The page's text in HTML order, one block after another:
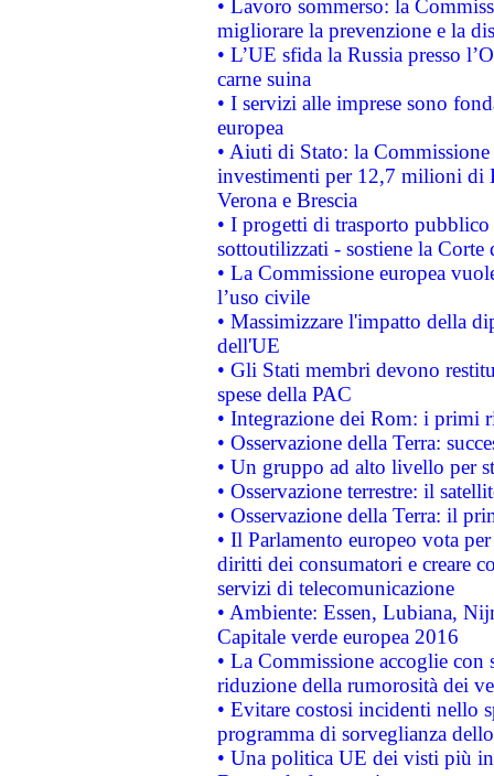
• Lavoro sommerso: la
migliorare la prevenzione e la
• L’UE sfida la Russia presso
carne suina
• I servizi alle imprese sono
europea
• Aiuti di Stato: la
investimenti per 12,7 milioni di
Verona e Brescia
• I progetti di trasporto
sottoutilizzati - sostiene la Corte
• La Commissione europea
l’uso civile
• Massimizzare l'impatto della
dell'UE
• Gli Stati membri devono
spese della PAC
• Integrazione dei Rom: i primi
• Osservazione della Terra:
• Un gruppo ad alto livello per
• Osservazione terrestre: il
• Osservazione della Terra: il
• Il Parlamento europeo vota
diritti dei consumatori e creare
servizi di telecomunicazione
• Ambiente: Essen, Lubiana,
Capitale verde europea 2016
• La Commissione accoglie
riduzione della rumorosità dei
• Evitare costosi incidenti nello
programma di sorveglianza
• Una politica UE dei visti più